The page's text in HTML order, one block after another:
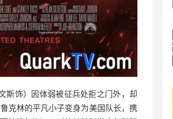
斯饰）因体弱被征兵处拒之门外，却
克林的平凡小子变身为美国队长，携